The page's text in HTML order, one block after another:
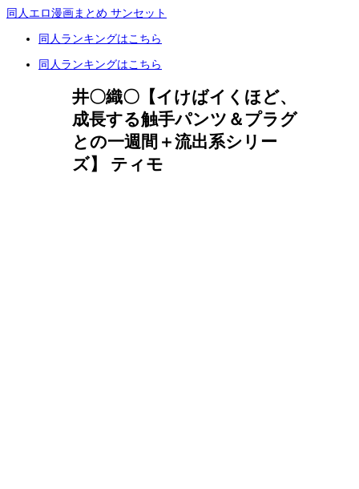
同人エロ漫画まとめ サンセット
同人ランキングはこちら
同人ランキングはこちら
井〇織〇【イけばイくほど、
成長する触手パンツ＆プラグ
との一週間＋流出系シリー
ズ】 ティモ